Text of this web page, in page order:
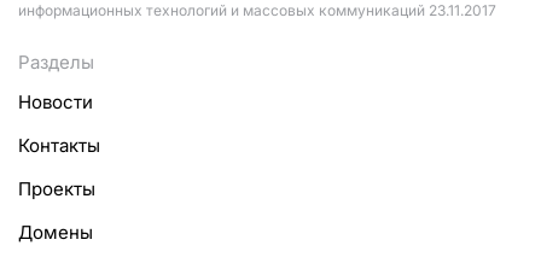
информационных технологий и массовых коммуникаций 23.11.2017
Разделы
Новости
Контакты
Проекты
Домены